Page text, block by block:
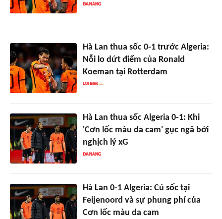
Hà Lan thua sốc 0-1 trước Algeria:
Nỗi lo dứt điểm của Ronald
Koeman tại Rotterdam
Hà Lan thua sốc Algeria 0-1: Khi
'Cơn lốc màu da cam' gục ngã bởi
nghịch lý xG
Hà Lan 0-1 Algeria: Cú sốc tại
Feijenoord và sự phung phí của
Cơn lốc màu da cam